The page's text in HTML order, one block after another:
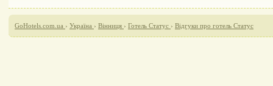
GoHotels.com.ua › Україна › Вінниця › Готель Статус › Відгуки про готель Статус